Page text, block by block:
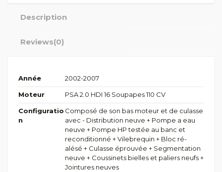
Description
Reviews(0)
Année 2002-2007
Moteur PSA 2.0 HDI 16 Soupapes 110 CV
Configuratio
n
Composé de son bas moteur et de culasse
avec - Distribution neuve + Pompe a eau
neuve + Pompe HP testée au banc et
reconditionné + Vilebrequin + Bloc ré-
alésé + Culasse éprouvée + Segmentation
neuve + Coussinets bielles et paliers neufs +
Jointures neuves